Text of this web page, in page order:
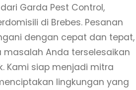
Garda Pest Control,
di Brebes. Pesanan
dengan cepat dan tepat,
Anda terselesaikan
Kami siap menjadi mitra
lingkungan yang